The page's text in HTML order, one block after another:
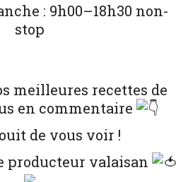
: 9h00–18h30 non-
stop
meilleures recettes de
en commentaire
de vous voir !
valaisan